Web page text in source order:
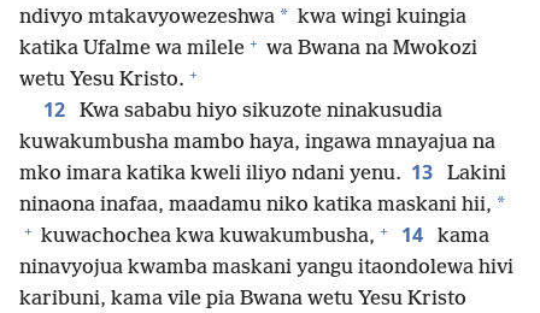
ndivyo mtakavyowezeshwa * kwa wingi kuingia
katika Ufalme wa milele + wa Bwana na Mwokozi
wetu Yesu Kristo. +
12
Kwa sababu hiyo sikuzote ninakusudia
kuwakumbusha mambo haya, ingawa mnayajua na
mko imara katika kweli iliyo ndani yenu. 13
Lakini
ninaona inafaa, maadamu niko katika maskani hii, *
+ kuwachochea kwa kuwakumbusha, + 14
kama
ninavyojua kwamba maskani yangu itaondolewa hivi
karibuni, kama vile pia Bwana wetu Yesu Kristo